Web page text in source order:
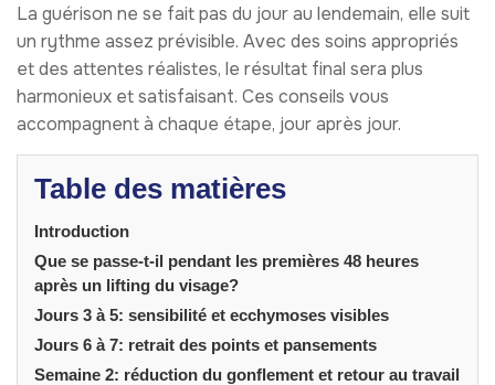
La guérison ne se fait pas du jour au lendemain, elle suit
un rythme assez prévisible. Avec des soins appropriés
et des attentes réalistes, le résultat final sera plus
harmonieux et satisfaisant. Ces conseils vous
accompagnent à chaque étape, jour après jour.
Table des matières
Introduction
Que se passe-t-il pendant les premières 48 heures
après un lifting du visage?
Jours 3 à 5: sensibilité et ecchymoses visibles
Jours 6 à 7: retrait des points et pansements
Semaine 2: réduction du gonflement et retour au travail